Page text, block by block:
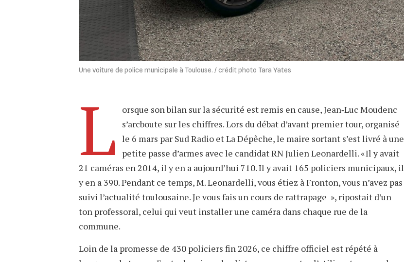
Une voiture de police municipale à Toulouse. / crédit photo Tara Yates
L
orsque son bilan sur la sécurité est remis en cause, Jean‐Luc Moudenc
s’arcboute sur les chiffres. Lors du débat d’avant premier tour, organisé
le 6 mars par Sud Radio et La Dépêche, le maire sortant s’est livré à une
petite passe d’armes avec le candidat RN Julien Leonardelli. « Il y avait
21 caméras en 2014, il y en a aujourd’hui 710. Il y avait 165 policiers municipaux, il
y en a 390. Pendant ce temps, M. Leonardelli, vous étiez à Fronton, vous n’avez pas
suivi l’actualité toulousaine. Je vous fais un cours de rattrapage », ripostait d’un
ton professoral, celui qui veut installer une caméra dans chaque rue de la
commune.
Loin de la promesse de 430 policiers fin 2026, ce chiffre officiel est répété à